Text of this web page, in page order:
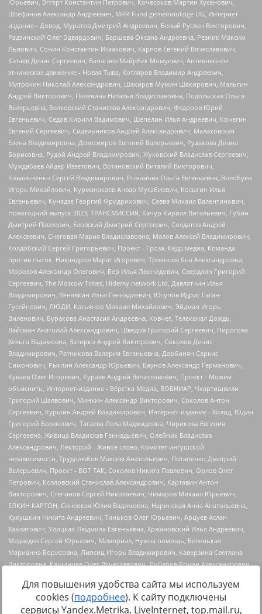
Для повышения удобства сайта мы используем
cookies (подробнее). К сайту подключены
сервисы Yandex.Metrika, LiveInternet, top.mail.ru,